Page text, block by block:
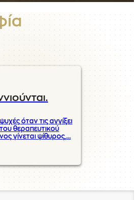
όταν τις αγγίξει
θεραπευτικού
γίνεται ψίθυρος,…